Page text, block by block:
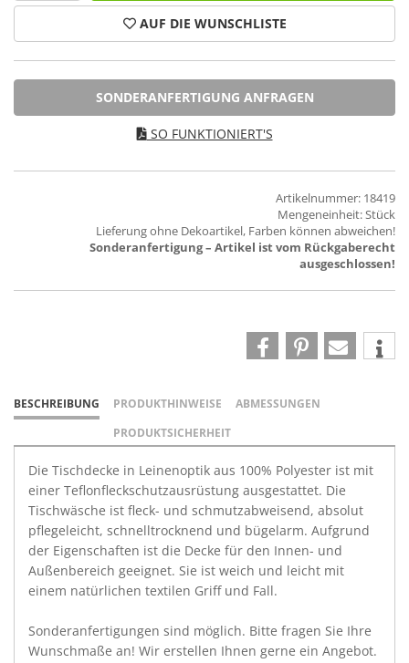
AUF DIE WUNSCHLISTE
SONDERANFERTIGUNG ANFRAGEN
SO FUNKTIONIERT'S
Artikelnummer: 18419
Mengeneinheit: Stück
Lieferung ohne Dekoartikel, Farben können abweichen!
Sonderanfertigung – Artikel ist vom Rückgaberecht
ausgeschlossen!
BESCHREIBUNG PRODUKTHINWEISE
ABMESSUNGEN
PRODUKTSICHERHEIT
Die Tischdecke in Leinenoptik aus 100% Polyester ist mit
einer Teflonfleckschutzausrüstung ausgestattet. Die
Tischwäsche ist fleck- und schmutzabweisend, absolut
pflegeleicht, schnelltrocknend und bügelarm. Aufgrund
der Eigenschaften ist die Decke für den Innen- und
Außenbereich geeignet. Sie ist weich und leicht mit
einem natürlichen textilen Griff und Fall.
Sonderanfertigungen sind möglich. Bitte fragen Sie Ihre
Wunschmaße an! Wir erstellen Ihnen gerne ein Angebot.